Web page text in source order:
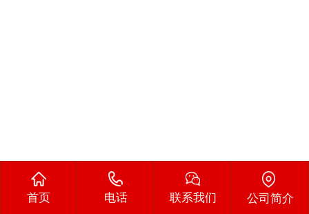
首页 电话 联系我们 公司简介